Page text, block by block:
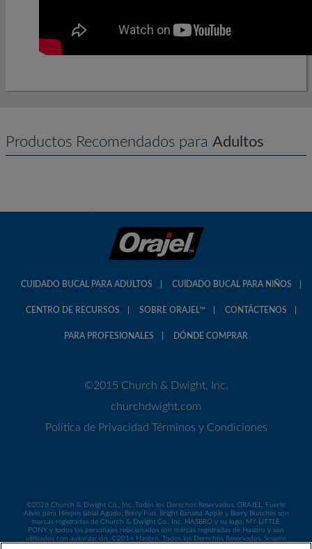
Productos Recomendados para Adultos
CUIDADO BUCAL PARA ADULTOS CUIDADO BUCAL PARA NIÑOS
CENTRO DE RECURSOS SOBRE ORAJEL™ CONTÁCTENOS
PARA PROFESIONALES DÓNDE COMPRAR
©2015 Church & Dwight, Inc.
churchdwight.com
Política de Privacidad Términos y Condiciones
©2026 Church & Dwight Co., Inc. Todos los Derechos Reservados. ORAJEL, Fuerte
Alivio para Herpes labial Agudo, Berry Fun, Bright Banana Apple y Berry Bunches son
marcas registradas de Church & Dwight Co., Inc. HASBRO y su logo, MY LITTLE
PONY y todos los personajes relacionados son marcas registradas de Hasbro y son
utilizados con autorización. ©2014 Hasbro. Todos los Derechos Reservados. Sesame